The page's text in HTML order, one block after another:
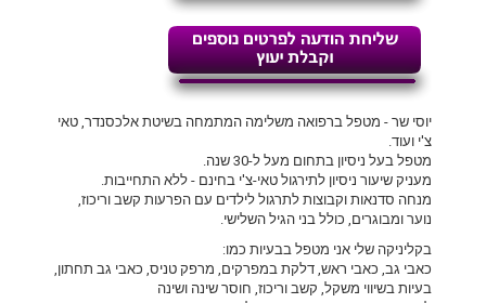
יוסי שר - מטפל ברפואה משלימה המתמחה בשיטת אלכסנדר, טאי
צ'י ועוד.
מטפל בעל ניסיון בתחום מעל ל-30 שנה.
מעניק שיעור ניסיון לתירגול טאי-צ'י בחינם - ללא התחייבות.
מנחה סדנאות וקבוצות לתרגול לילדים עם הפרעות קשב וריכוז,
נוער ומבוגרים, כולל בני הגיל השלישי.
בקליניקה שלי אני מטפל בבעיות כמו:
כאבי גב, כאבי ראש, דלקת במפרקים, מרפק טניס, כאבי גב תחתון,
בעיות בשיווי משקל, קשב וריכוז, חוסר שינה ושינה